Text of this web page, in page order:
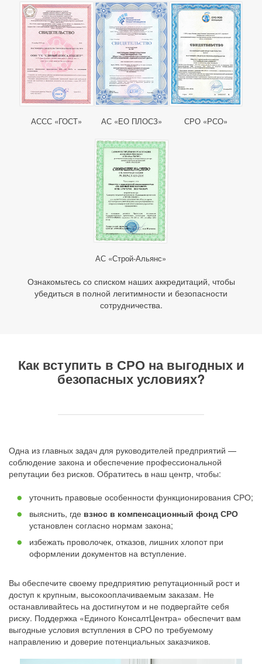
АССС «ГОСТ» АС «ЕО ПЛОСЗ» СРО «РСО»
АС «Строй-Альянс»
Ознакомьтесь со списком наших аккредитаций, чтобы
убедиться в полной легитимности и безопасности
сотрудничества.
Как вступить в СРО на выгодных и
безопасных условиях?
Одна из главных задач для руководителей предприятий —
соблюдение закона и обеспечение профессиональной
репутации без рисков. Обратитесь в наш центр, чтобы:
уточнить правовые особенности функционирования СРО;
выяснить, где взнос в компенсационный фонд СРО
установлен согласно нормам закона;
избежать проволочек, отказов, лишних хлопот при
оформлении документов на вступление.
Вы обеспечите своему предприятию репутационный рост и
доступ к крупным, высокооплачиваемым заказам. Не
останавливайтесь на достигнутом и не подвергайте себя
риску. Поддержка «Единого КонсалтЦентра» обеспечит вам
выгодные условия вступления в СРО по требуемому
направлению и доверие потенциальных заказчиков.